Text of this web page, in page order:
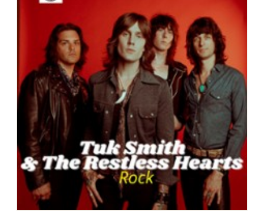
Manifestations
Foires & salons
Spectacles
Concerts
Sports
Soirées
Sorties famille
Expos
Montpellier
Nantes
Nice
Paris
Strasbourg
Toulouse
Toutes les villes